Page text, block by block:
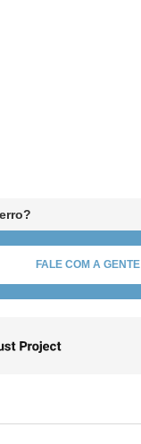
FALE COM A GENTE